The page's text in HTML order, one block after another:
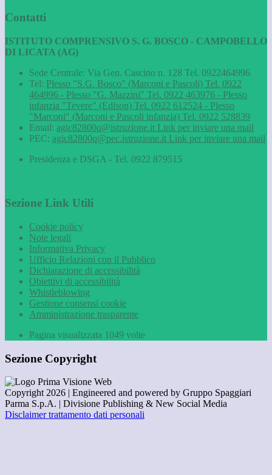
Contatti
ISTITUTO COMPRENSIVO S. G. BOSCO - CAMPOBELLO
DI LICATA (AG)
Sede Centrale: Via Gen. Cascino n. 128 Tel. 0922464996
Tel: Plesso "S.G. Bosco" (Marconi e Pascoli) Tel. 0922
464996 - Plesso "G. Mazzini" Tel. 0922 463976 - Plesso
infanzia "Tevere" (Edison) Tel. 0922 612524 - Plesso
"Marconi" (Marconi e Pascoli infanzia) Tel. 0922 528839
Email: agic82800q@istruzione.it Link per inviare una mail
PEC: agic82800q@pec.istruzione.it Link per inviare una mail
Presidenza e DSGA - Tel. 0922 879515
Sezione Link Utili
Cookie policy
Note legali
Informativa Privacy
Ufficio Relazioni con il Pubblico
Dichiarazione di accessibilità
Obiettivi di accessibilità
Whistleblowing
Gestione consensi cookie
Amministrazione trasparente
Pagina visualizzata 1049 volte
Sezione Copyright
Copyright 2026 | Engineered and powered by Gruppo Spaggiari
Parma S.p.A. | Divisione Publishing & New Social Media
Disclaimer trattamento dati personali